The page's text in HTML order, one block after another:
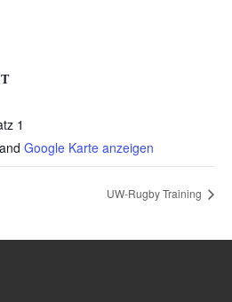
1
Google Karte anzeigen
UW-Rugby Training